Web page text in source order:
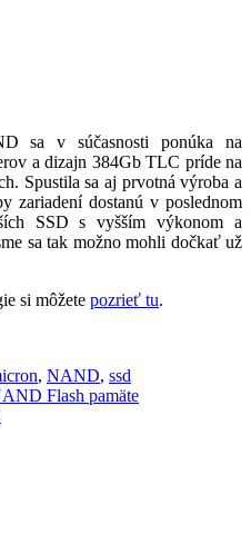
sa v súčasnosti ponúka na
a dizajn 384Gb TLC príde na
Spustila sa aj prvotná výroba a
zariadení dostanú v poslednom
SSD s vyšším výkonom a
sa tak možno mohli dočkať už
si môžete pozrieť tu.
, NAND, ssd
Flash pamäte